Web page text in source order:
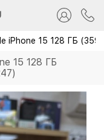
iPhone 15 128 ГБ
15 128 ГБ
Рекомендуем